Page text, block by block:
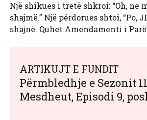
Një shikues i tretë shkroi: “Oh, ne
shajmë.” Një përdorues shtoi, “Po,
shajnë. Quhet Amendamenti i
ARTIKUJT E FUNDIT
Përmbledhje e Sezonit
Mesdheut, Episodi 9,